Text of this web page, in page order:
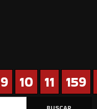
9 10 11 159